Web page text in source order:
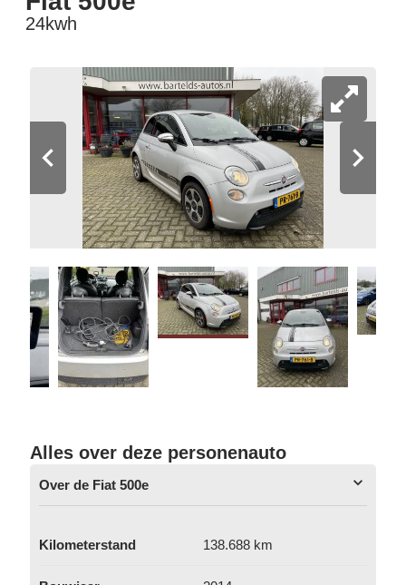
24kwh
Alles over deze personenauto
Over de Fiat 500e
Kilometerstand 138.688 km